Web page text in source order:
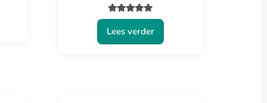
Gewaardeerd
5.00uit 5
Lees verder